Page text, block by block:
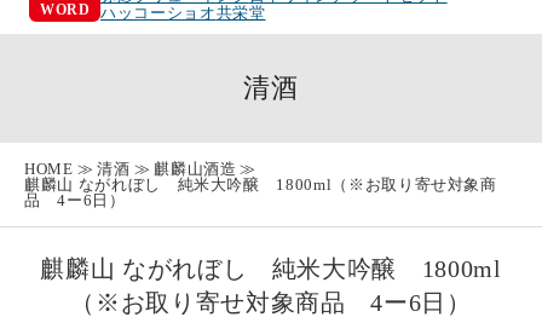
WORD
ハッコーショオ共栄堂
清酒
HOME 清酒
麒麟山酒造
麒麟山 ながれぼし 純米大吟醸 1800ml（※お取り寄せ対象商
品 4ー6日）
麒麟山 ながれぼし 純米大吟醸 1800ml
（※お取り寄せ対象商品 4ー6日）